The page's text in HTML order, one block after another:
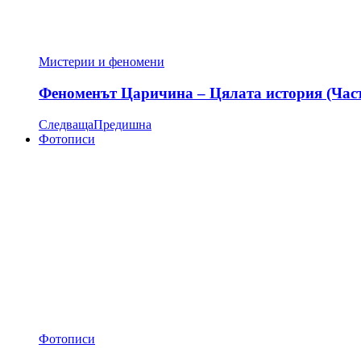
Мистерии и феномени
Феноменът Царичина – Цялата история
СледващаПредишна
Фотописи
Фотописи